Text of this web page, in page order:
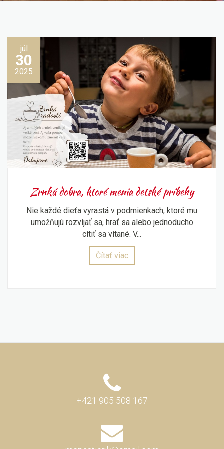
júl
30
2025
Zrnká dobra, ktoré menia detské príbehy
Nie každé dieťa vyrastá v podmienkach, ktoré mu
umožňujú rozvíjať sa, hrať sa alebo jednoducho
cítiť sa vítané. V...
Čítať viac
+421 905 508 167